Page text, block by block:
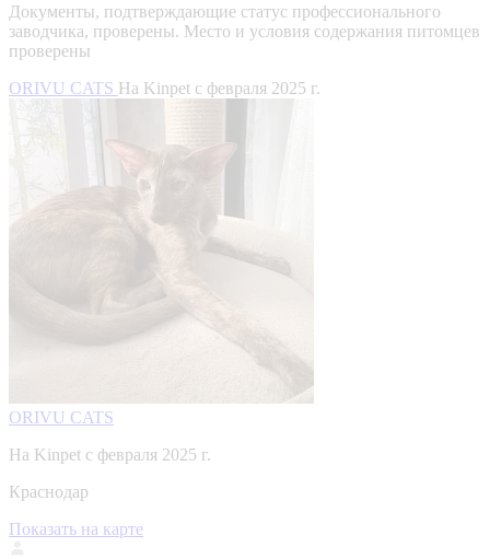
Документы, подтверждающие статус профессионального
заводчика, проверены. Место и условия содержания питомцев
проверены
ORIVU CATS На Kinpet c февраля 2025 г.
ORIVU CATS
На Kinpet c февраля 2025 г.
Краснодар
Показать на карте